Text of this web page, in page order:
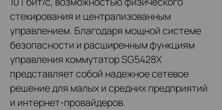
стекирования и централизованным
управлением. Благодаря мощной системе
безопасности и расширенным функциям
управления коммутатор SG5428X
представляет собой надежное сетевое
решение для малых и средних предприятий
и интернет-провайдеров.